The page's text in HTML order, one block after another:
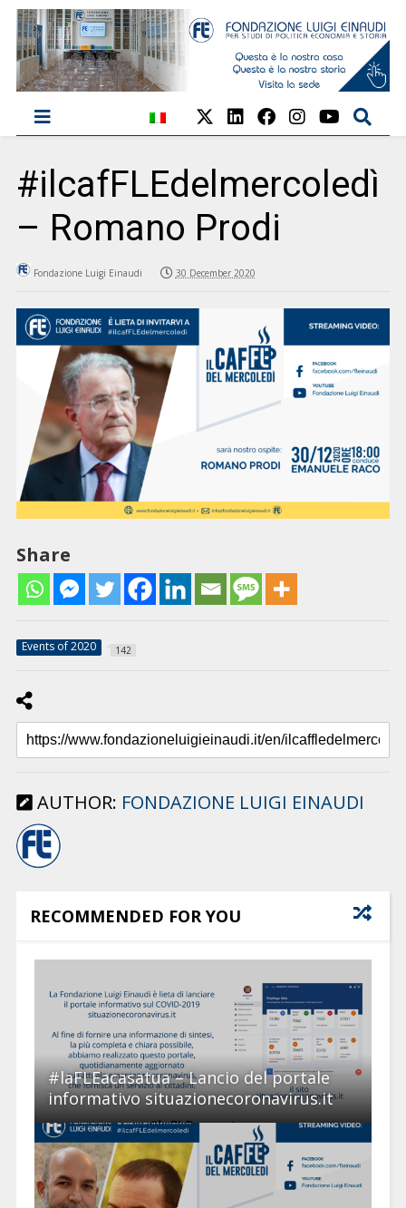
#ilcafFLEdelmercoledì
– Romano Prodi
Fondazione Luigi Einaudi 30 December 2020
Share
Events of 2020 142
AUTHOR: FONDAZIONE LUIGI EINAUDI
RECOMMENDED FOR YOU
#laFLEacasatua – Lancio del portale
informativo situazionecoronavirus.it